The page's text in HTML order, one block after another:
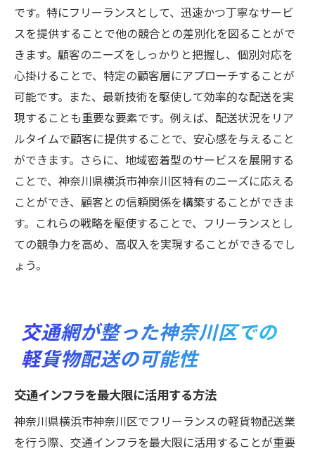
です。特にフリーランスとして、迅速かつ丁寧なサービ
スを提供することで他の競合との差別化を図ることがで
きます。顧客のニーズをしっかりと把握し、個別対応を
心掛けることで、特定の顧客層にアプローチすることが
可能です。また、最新技術を駆使して効率的な配送を実
現することも重要な要素です。例えば、配送状況をリア
ルタイムで顧客に提供することで、安心感を与えること
ができます。さらに、地域密着型のサービスを展開する
ことで、神奈川県横浜市神奈川区特有のニーズに応える
ことができ、顧客との信頼関係を構築することができま
す。これらの戦略を駆使することで、フリーランスとし
ての競争力を高め、高収入を実現することができるでし
ょう。
交通網が整った神奈川区での
軽貨物配送の可能性
交通インフラを最大限に活用する方法
神奈川県横浜市神奈川区でフリーランスの軽貨物配送業
を行う際、交通インフラを最大限に活用することが重要